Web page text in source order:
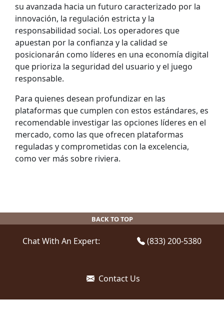
su avanzada hacia un futuro caracterizado por la
innovación, la regulación estricta y la
responsabilidad social. Los operadores que
apuestan por la confianza y la calidad se
posicionarán como líderes en una economía digital
que prioriza la seguridad del usuario y el juego
responsable.
Para quienes desean profundizar en las
plataformas que cumplen con estos estándares, es
recomendable investigar las opciones líderes en el
mercado, como las que ofrecen plataformas
reguladas y comprometidas con la excelencia,
como ver más sobre riviera.
BACK TO TOP
Chat With An Expert: (833) 200-5380
Contact Us